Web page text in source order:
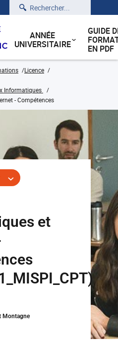
Rechercher
ANNÉE
UNIVERSITAIRE
GUIDE
EN PDF
Licence
Informatiques
- Compétences
et
Montagne